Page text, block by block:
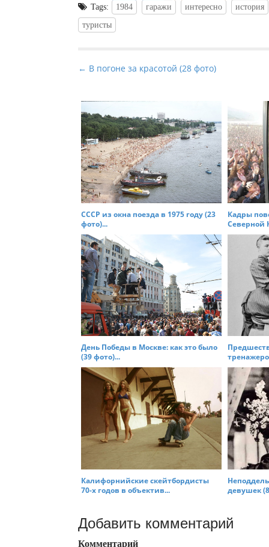
Tags: 1984 гаражи интересно
история
туристы
P
s
t
n
a
v
g
a
t
o
n
← В погоне за красотой (28 фото)
СССР из окна поезда в 1975 году (23
фото)...
Кадры
Северной
День Победы в Москве: как это было
(39 фото)...
Калифорнийские скейтбордисты
70-х годов в объектив...
девушек
Добавить комментарий
Комментарий